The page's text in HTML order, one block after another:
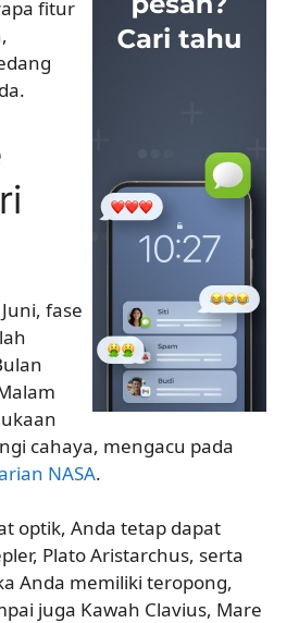
fitur
fase
cahaya, mengacu pada
NASA.
optik, Anda tetap dapat
Plato Aristarchus, serta
Anda memiliki teropong,
juga Kawah Clavius, Mare